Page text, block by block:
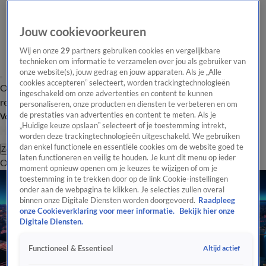
Overzicht Laatste nieuws Regionieuws Het beste van Hart
Tip de
redactie
Volg Hart van Nederland
Zoeken
OverzichtRegioUitzendingenWeerTip de redactiePanelVideo's
Jouw cookievoorkeuren
Wij en onze29 partners gebruiken cookies en vergelijkbare
technieken om informatie te verzamelen over jou als gebruiker van
onze website(s), jouw gedrag en jouw apparaten. Als je „Alle
cookies accepteren” selecteert, worden trackingtechnologieën
ingeschakeld om onze advertenties en content te kunnen
personaliseren, onze producten en diensten te verbeteren en om
de prestaties van advertenties en content te meten. Als je
„Huidige keuze opslaan” selecteert of je toestemming intrekt,
worden deze trackingtechnologieën uitgeschakeld. We gebruiken
dan enkel functionele en essentiële cookies om de website goed te
laten functioneren en veilig te houden. Je kunt dit menu op ieder
moment opnieuw openen om je keuzes te wijzigen of om je
toestemming in te trekken door op de link Cookie-instellingen
onder aan de webpagina te klikken. Je selecties zullen overal
binnen onze Digitale Diensten worden doorgevoerd. Raadpleeg
onze Cookieverklaring voor meer informatie.
Bekijk hier onze
Digitale Diensten.
Functioneel & Essentieel Altijd actief